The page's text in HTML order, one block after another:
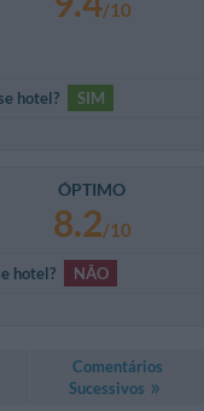
/10
hotel?
SIM
ÓPTIMO
8.2/10
hotel?
NÃO
Comentários
Sucessivos